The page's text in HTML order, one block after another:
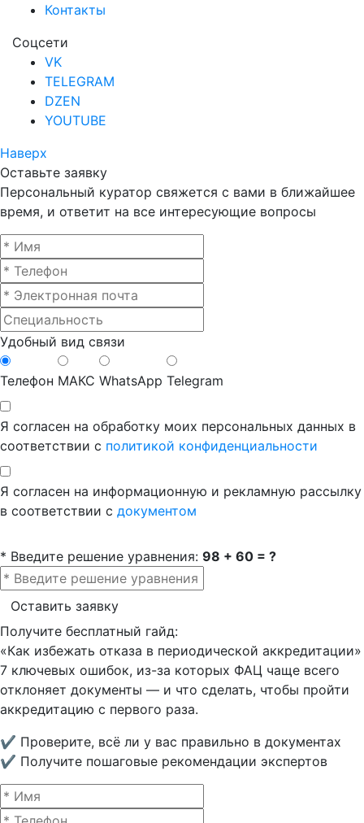
Контакты
Соцсети
VK
TELEGRAM
DZEN
YOUTUBE
Наверх
Оставьте заявку
Персональный куратор свяжется с вами в ближайшее
время, и ответит на все интересующие вопросы
Удобный вид связи
Телефон МАКС WhatsApp Telegram
Я согласен на обработку моих персональных данных в
соответствии с политикой конфиденциальности
Я согласен на информационную и рекламную рассылку
в соответствии с документом
* Введите решение уравнения: 98 + 60 = ?
Оставить заявку
Получите бесплатный гайд:
«Как избежать отказа в периодической аккредитации»
7 ключевых ошибок, из-за которых ФАЦ чаще всего
отклоняет документы — и что сделать, чтобы пройти
аккредитацию с первого раза.
✔ Проверите, всё ли у вас правильно в документах
✔ Получите пошаговые рекомендации экспертов